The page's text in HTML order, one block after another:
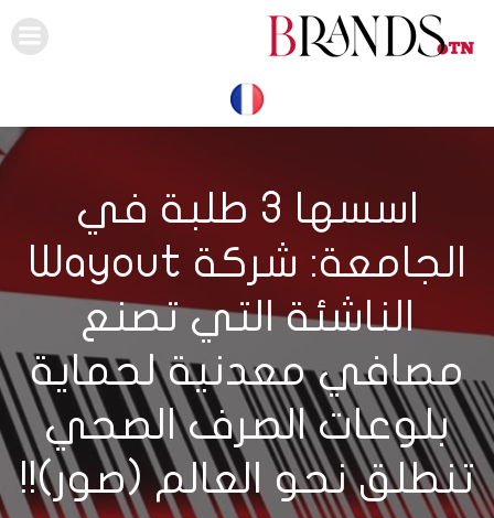
اسسها 3 طلبة في
الجامعة: شركة Wayout
الناشئة التي تصنع
مصافي معدنية لحماية
بلوعات الصرف الصحي
تنطلق نحو العالم (صور)!!